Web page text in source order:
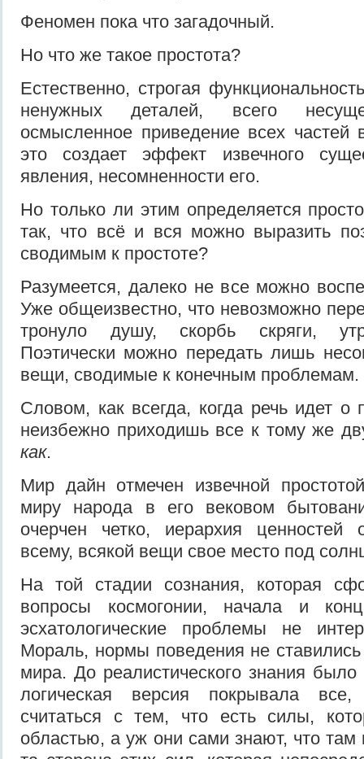
Феномен пока что загадочный.
Но что же такое простота?
Естественно, строгая
ненужных деталей, всего
осмысленное приведение всех частей
это соз­дает эффект извечного
явления, несомненности его.
Но только ли этим определяется
так, что всё и вся можно выразить
сводимым к простоте?
Разумеется, далеко не все можно
Уже общеизвестно, что невозможно
тронуло душу, скорбь скряги,
Поэтически можно передать лишь
вещи, сводимые к конечным проблемам.
Словом, как всегда, когда речь идет о
неизбеж­но приходишь все к тому же
как.
Мир дайн отмечен извечной
миру наро­да в его вековом
очерчен четко, иерархия ценностей
всему, всякой вещи свое место под
На той стадии сознания, которая
вопросы космогонии, начала и
эсхатологические проблемы не
Мораль, нор­мы поведения не
мира. До реалистическо­го знания
логическая версия покрывала
считаться с тем, что есть силы,
областью, а уж они сами знают, что